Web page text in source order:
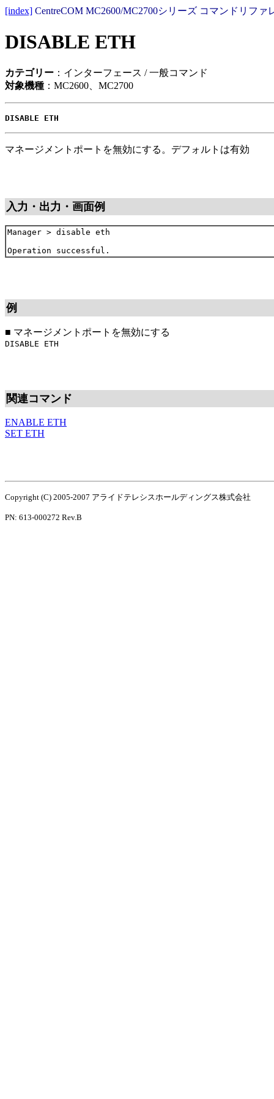
[index] CentreCOM MC2600/MC2700シリーズ コマンドリファ
DISABLE ETH
カテゴリー ：インターフェース / 一般コマンド
対象機種 ：MC2600、MC2700
DISABLE ETH
マネージメントポートを無効にする。デフォルトは有効
入力・出力・画面例
Manager > disable eth
例
■ マネージメントポートを無効にする
DISABLE ETH
関連コマンド
ENABLE ETH
SET ETH
Copyright (C) 2005-2007 アライドテレシスホールディングス株式会社
PN: 613-000272 Rev.B